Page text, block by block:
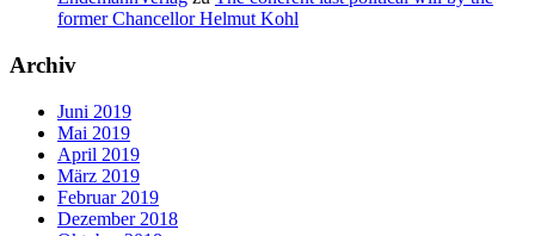
former Chancellor Helmut Kohl
Archiv
Juni 2019
Mai 2019
April 2019
März 2019
Februar 2019
Dezember 2018